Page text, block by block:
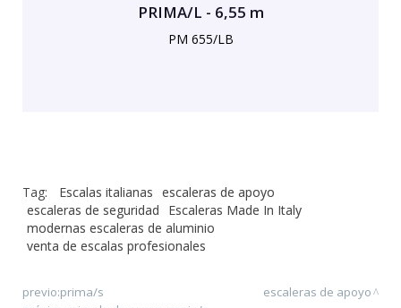
PRIMA/L - 6,55 m
PM 655/LB
Tag: Escalas italianas escaleras de apoyo
escaleras de seguridad
Escaleras Made In Italy
modernas escaleras de aluminio
venta de escalas profesionales
previo:prima/s
escaleras de apoyo